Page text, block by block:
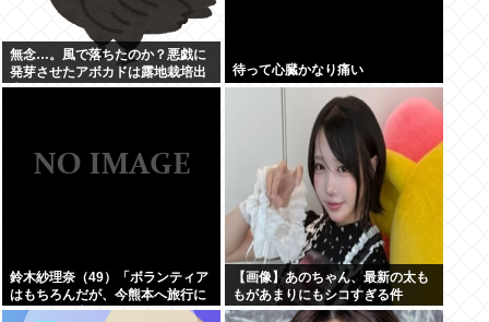
無念…。風で落ちたのか？悪戯に
発芽させたアボカドは露地栽培出
来るのかチャ...
待って心臓かなり痛い
鈴木紗理奈（49）「ボランティア
はもちろんだが、今熊本へ旅行に
行くことも支援になる」
【画像】あのちゃん、最新の太も
もがあまりにもシコすぎる件